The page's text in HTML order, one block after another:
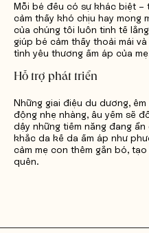
Mỗi bé đều có sự khác biệt –
cảm thấy khó chịu hay mong
của chúng tôi luôn tinh tế
giúp bé cảm thấy thoải mái
tình yêu thương ấm áp của
Hỗ trợ phát triển
Những giai điệu du dương,
động nhẹ nhàng, âu yếm sẽ
dậy những tiềm năng đang
khắc da kề da ấm áp như
cảm mẹ con thêm gắn bó,
quên.